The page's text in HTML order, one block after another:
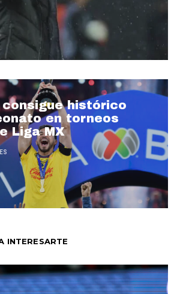
histórico
en torneos
Liga MX
INTERESARTE